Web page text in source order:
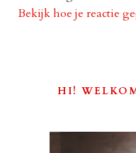
Bekijk hoe je reactie
HI!